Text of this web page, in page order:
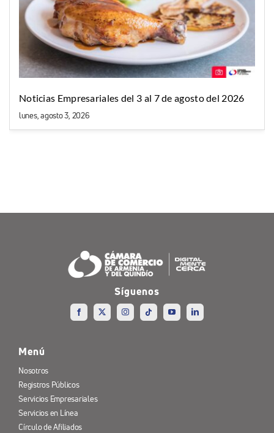
Noticias Empresariales del 3 al 7 de agosto del 2026
lunes, agosto 3, 2026
Síguenos
Menú
Nosotros
Registros Públicos
Servicios Empresariales
Servicios en Línea
Círculo de Afiliados